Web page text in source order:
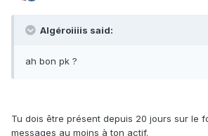
Algéroiiiis said:
ah bon pk ?
Tu dois être présent depuis 20 jours sur le
messages au moins à ton actif.